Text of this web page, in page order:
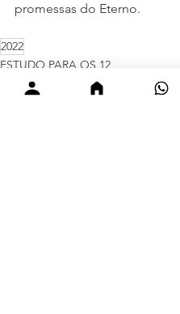
promessas do Eterno.
2022
ESTUDO PARA OS 12